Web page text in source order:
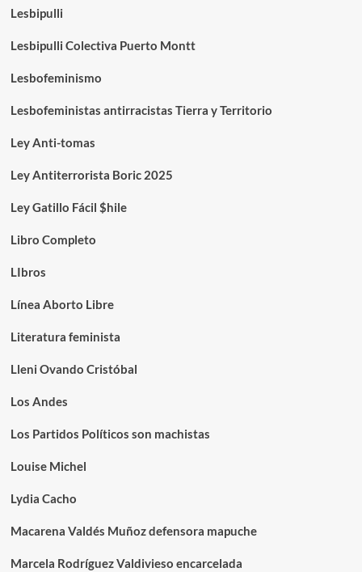
Lesbipulli
Lesbipulli Colectiva Puerto Montt
Lesbofeminismo
Lesbofeministas antirracistas Tierra y Territorio
Ley Anti-tomas
Ley Antiterrorista Boric 2025
Ley Gatillo Fácil $hile
Libro Completo
LIbros
Línea Aborto Libre
Literatura feminista
Lleni Ovando Cristóbal
Los Andes
Los Partidos Políticos son machistas
Louise Michel
Lydia Cacho
Macarena Valdés Muñoz defensora mapuche
Marcela Rodríguez Valdivieso encarcelada